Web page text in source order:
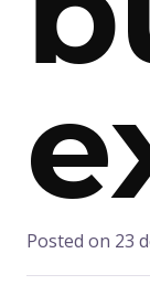
Posted on 23